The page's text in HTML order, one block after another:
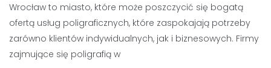
Wrocław to miasto, które może poszczycić się bogatą
ofertą usług poligraficznych, które zaspokajają potrzeby
zarówno klientów indywidualnych, jak i biznesowych. Firmy
zajmujące się poligrafią w